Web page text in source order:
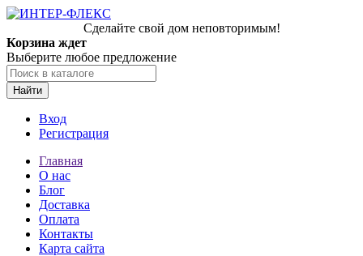
Сделайте свой дом неповторимым!
Корзина ждет
Выберите любое предложение
Найти
Вход
Регистрация
Главная
О нас
Блог
Доставка
Оплата
Контакты
Карта сайта